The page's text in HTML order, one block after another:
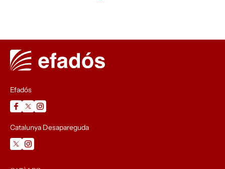
Efadós
Catalunya Desapareguda